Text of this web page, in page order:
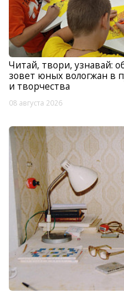
Читай, твори, узнавай:
зовет юных вологжан в
и творчества
08 августа 2026